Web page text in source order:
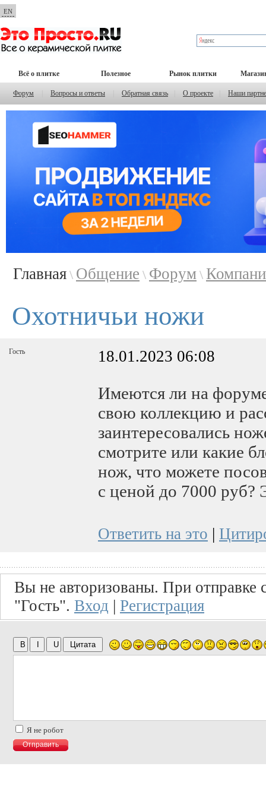
EN
Всё о плитке Полезное Рынок плитки
Форум Вопросы и ответы Обратная связь О проекте Наши
Главная \ Общение \ Форум \
Охотничьи ножи
Гость 18.01.2023 06:08
Имеются ли на
свою коллекцию и
заинтересовались
смотрите или какие
нож, что можете
с ценой до 7000 руб?
Ответить на это |
Вы не авторизованы. При отправке
"Гость". Вход | Регистрация
Я не робот